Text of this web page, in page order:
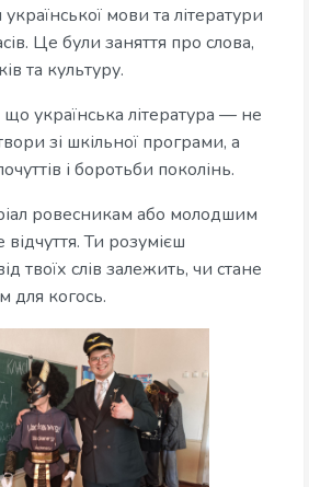
мови та літератури
Це були заняття про слова,
та культуру.
що українська література — не
зі шкільної програми, а
і боротьби поколінь.
ровесникам або молодшим
Ти розумієш
твоїх слів залежить, чи стане
для когось.